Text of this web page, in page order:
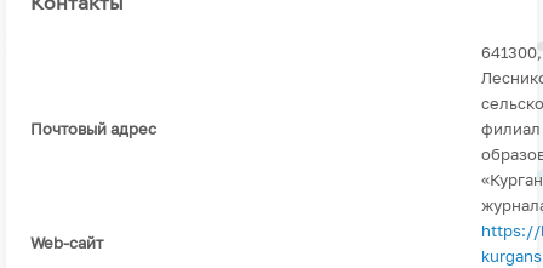
Почтовый адрес
филиал
Web-сайт
https://